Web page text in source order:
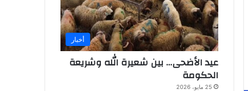
أخبار
عيد الأضحى… بين شعيرة الله وشريعة
الحكومة
25 مايو، 2026